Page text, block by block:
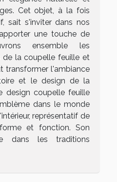
Cet objet, à la fois
sait s'inviter dans nos
une touche de
ensemble les
la coupelle feuille et
transformer l'ambiance
et le design de la
design coupelle feuille
dans le monde
représentatif de
et fonction. Son
dans les traditions